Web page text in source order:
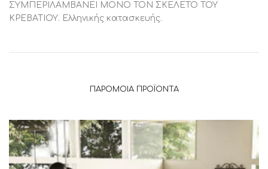
ΣΥΜΠΕΡΙΛΑΜΒΑΝΕΙ ΜΟΝΟ ΤΟΝ ΣΚΕΛΕΤΟ ΤΟΥ
ΚΡΕΒΑΤΙΟΥ. Ελληνικής κατασκευής.
ΠΑΡΌΜΟΙΑ ΠΡΟΪΌΝΤΑ